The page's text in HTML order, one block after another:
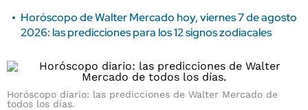
Horóscopo de Walter Mercado hoy, viernes 7 de agosto
2026: las predicciones para los 12 signos zodiacales
Horóscopo diario: las predicciones de Walter Mercado de
todos los días.